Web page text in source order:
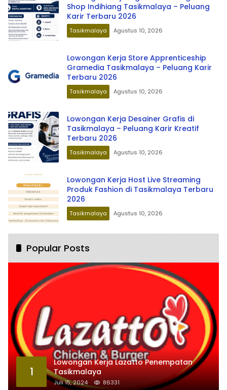
Shop Indihiang Tasikmalaya – Peluang
Karir Terbaru 2026
Tasikmalaya Agustus 10, 2026
Lowongan Kerja Store Apprenticeship
Gramedia Tasikmalaya – Peluang Karir
Terbaru 2026
Tasikmalaya Agustus 10, 2026
Lowongan Kerja Desainer Grafis di
Tasikmalaya – Peluang Karir Kreatif
Terbaru 2026
Tasikmalaya Agustus 10, 2026
Lowongan Kerja Host Live Streaming
Produk Fashion di Tasikmalaya Terbaru
2026
Tasikmalaya Agustus 10, 2026
Popular Posts
1
Lowongan Kerja Lazatto Penempatan
Tasikmalaya
Juli 15, 2024 86331